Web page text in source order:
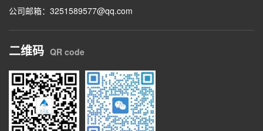
公司邮箱：3251589577@qq.com
二维码 QR code